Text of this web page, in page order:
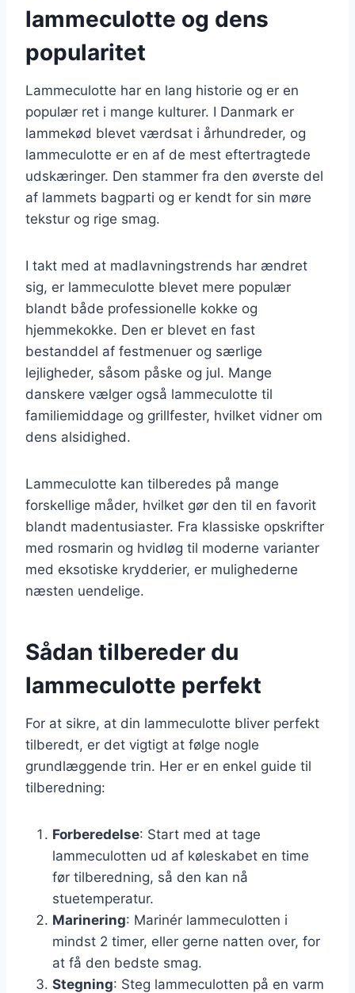
lammeculotte og dens
popularitet
Lammeculotte har en lang historie og er en
populær ret i mange kulturer. I Danmark er
lammekød blevet værdsat i århundreder, og
lammeculotte er en af de mest eftertragtede
udskæringer. Den stammer fra den øverste del
af lammets bagparti og er kendt for sin møre
tekstur og rige smag.
I takt med at madlavningstrends har ændret
sig, er lammeculotte blevet mere populær
blandt både professionelle kokke og
hjemmekokke. Den er blevet en fast
bestanddel af festmenuer og særlige
lejligheder, såsom påske og jul. Mange
danskere vælger også lammeculotte til
familiemiddage og grillfester, hvilket vidner om
dens alsidighed.
Lammeculotte kan tilberedes på mange
forskellige måder, hvilket gør den til en favorit
blandt madentusiaster. Fra klassiske opskrifter
med rosmarin og hvidløg til moderne varianter
med eksotiske krydderier, er mulighederne
næsten uendelige.
Sådan tilbereder du
lammeculotte perfekt
For at sikre, at din lammeculotte bliver perfekt
tilberedt, er det vigtigt at følge nogle
grundlæggende trin. Her er en enkel guide til
tilberedning:
Forberedelse: Start med at tage
lammeculotten ud af køleskabet en time
før tilberedning, så den kan nå
stuetemperatur.
Marinering: Marinér lammeculotten i
mindst 2 timer, eller gerne natten over, for
at få den bedste smag.
Stegning: Steg lammeculotten på en varm